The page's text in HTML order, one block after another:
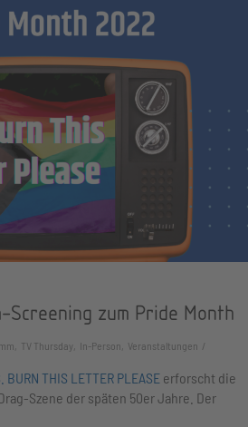
Screening zum Pride Month
TV Thursday, In-Person, Veranstaltungen
BURN THIS LETTER PLEASE erforscht die
Szene der späten 50er Jahre. Der